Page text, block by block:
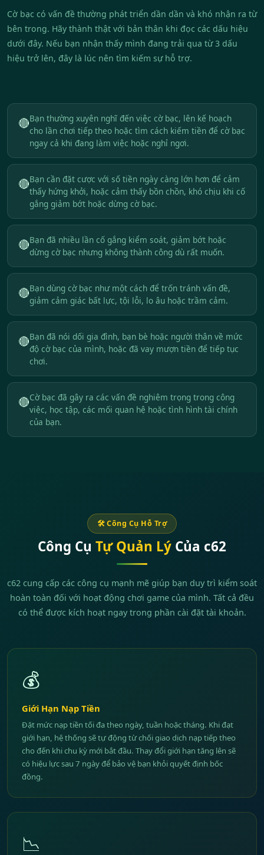
Cờ bạc có vấn đề thường phát triển dần dần và khó nhận ra từ
bên trong. Hãy thành thật với bản thân khi đọc các dấu hiệu
dưới đây. Nếu bạn nhận thấy mình đang trải qua từ 3 dấu
hiệu trở lên, đây là lúc nên tìm kiếm sự hỗ trợ.
🔴Bạn thường xuyên nghĩ đến việc cờ bạc, lên kế hoạch
cho lần chơi tiếp theo hoặc tìm cách kiếm tiền để cờ bạc
ngay cả khi đang làm việc hoặc nghỉ ngơi.
🔴Bạn cần đặt cược với số tiền ngày càng lớn hơn để cảm
thấy hứng khởi, hoặc cảm thấy bồn chồn, khó chịu khi cố
gắng giảm bớt hoặc dừng cờ bạc.
🔴Bạn đã nhiều lần cố gắng kiểm soát, giảm bớt hoặc
dừng cờ bạc nhưng không thành công dù rất muốn.
🔴Bạn dùng cờ bạc như một cách để trốn tránh vấn đề,
giảm cảm giác bất lực, tội lỗi, lo âu hoặc trầm cảm.
🔴Bạn đã nói dối gia đình, bạn bè hoặc người thân về mức
độ cờ bạc của mình, hoặc đã vay mượn tiền để tiếp tục
chơi.
🔴Cờ bạc đã gây ra các vấn đề nghiêm trọng trong công
việc, học tập, các mối quan hệ hoặc tình hình tài chính
của bạn.
🛠️ Công Cụ Hỗ Trợ
Công Cụ Tự Quản Lý Của c62
c62 cung cấp các công cụ mạnh mẽ giúp bạn duy trì kiểm soát
hoàn toàn đối với hoạt động chơi game của mình. Tất cả đều
có thể được kích hoạt ngay trong phần cài đặt tài khoản.
💰
Giới Hạn Nạp Tiền
Đặt mức nạp tiền tối đa theo ngày, tuần hoặc tháng. Khi đạt
giới hạn, hệ thống sẽ tự động từ chối giao dịch nạp tiếp theo
cho đến khi chu kỳ mới bắt đầu. Thay đổi giới hạn tăng lên sẽ
có hiệu lực sau 7 ngày để bảo vệ bạn khỏi quyết định bốc
đồng.
📉